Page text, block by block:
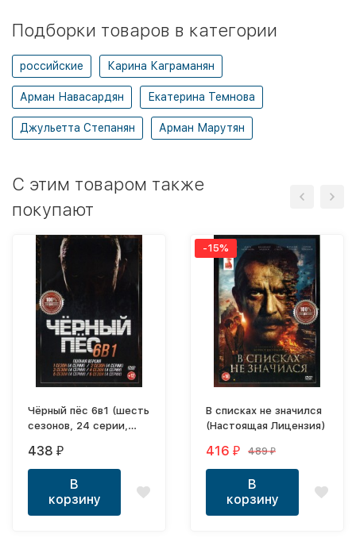
Подборки товаров в категории
российские Карина Каграманян
Арман Навасардян Екатерина Темнова
Джульетта Степанян Арман Марутян
C этим товаром также
покупают
Чёрный пёс 6в1 (шесть
сезонов, 24 серии,
438 ₽
В
корзину
-15%
В списках не значился
(Настоящая Лицензия)
416 ₽ 489₽
В
корзину